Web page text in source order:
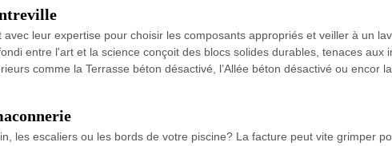
leur expertise pour choisir les composants appropriés et veiller à un
entre l'art et la science conçoit des blocs solides durables, tenaces aux
comme la Terrasse béton désactivé, l’Allée béton désactivé ou encor
les escaliers ou les bords de votre piscine? La facture peut vite grimper